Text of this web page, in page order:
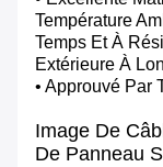
Température
Temps Et À
Extérieure À
• Approuvé Par
Image De
De Panneau